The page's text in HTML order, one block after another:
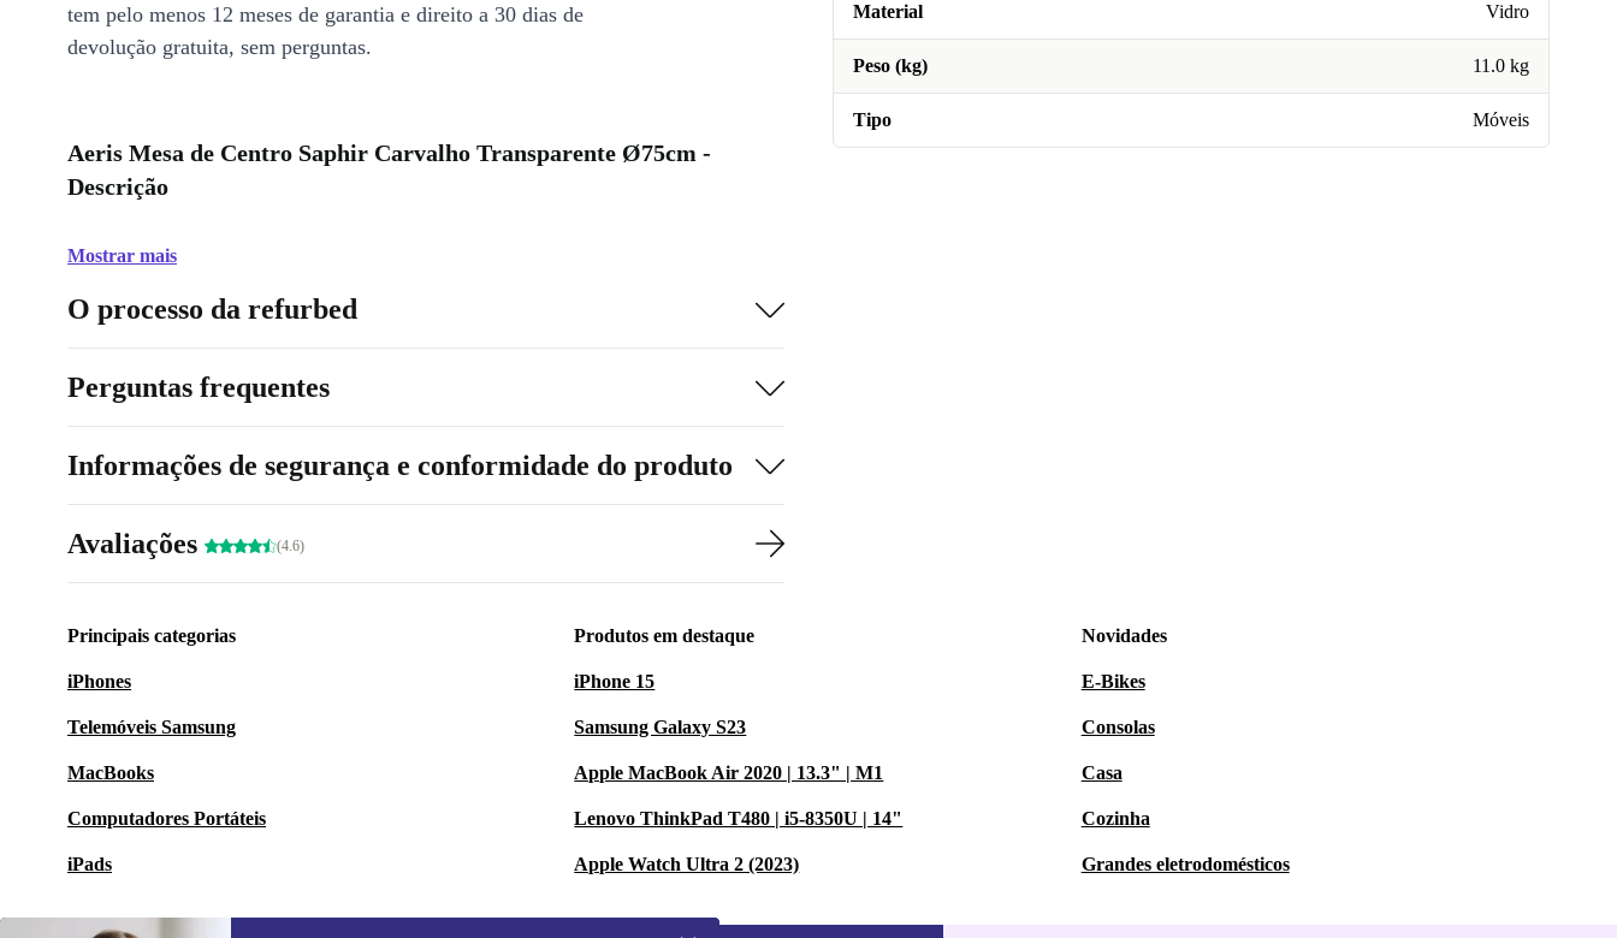
Material Vidro
Peso (kg) 11.0 kg
Tipo Móveis
tem pelo menos 12 meses de garantia e direito a 30 dias de
devolução gratuita, sem perguntas.
Aeris Mesa de Centro Saphir Carvalho Transparente Ø75cm -
Descrição
Mostrar mais
O processo da refurbed
Perguntas frequentes
Informações de segurança e conformidade do produto
Avaliações (4.6)
Principais categorias
iPhones
Telemóveis Samsung
MacBooks
Computadores Portáteis
iPads
Produtos em destaque
iPhone 15
Samsung Galaxy S23
Apple MacBook Air 2020 | 13.3" | M1
Lenovo ThinkPad T480 | i5-8350U | 14"
Apple Watch Ultra 2 (2023)
Novidades
E-Bikes
Consolas
Casa
Cozinha
Grandes eletrodomésticos